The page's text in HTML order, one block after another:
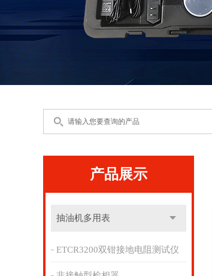
产品展示
抽油机多用表
ETCR3200双钳接地电阻测试仪